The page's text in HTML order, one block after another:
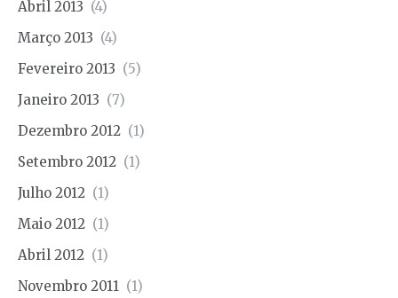
Abril 2013 (4)
Março 2013 (4)
Fevereiro 2013 (5)
Janeiro 2013 (7)
Dezembro 2012 (1)
Setembro 2012 (1)
Julho 2012 (1)
Maio 2012 (1)
Abril 2012 (1)
Novembro 2011 (1)